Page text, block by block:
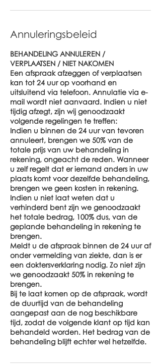
Annuleringsbeleid
BEHANDELING ANNULEREN /
VERPLAATSEN / NIET NAKOMEN
Een afspraak afzeggen of verplaatsen
kan tot 24 uur op voorhand en
uitsluitend via telefoon. Annulatie via e-
mail wordt niet aanvaard. Indien u niet
tijdig afzegt, zijn wij genoodzaakt
volgende regelingen te treffen:
Indien u binnen de 24 uur van tevoren
annuleert, brengen we 50% van de
totale prijs van uw behandeling in
rekening, ongeacht de reden. Wanneer
u zelf regelt dat er iemand anders in uw
plaats komt voor dezelfde behandeling,
brengen we geen kosten in rekening.
Indien u niet laat weten dat u
verhinderd bent zijn we genoodzaakt
het totale bedrag, 100% dus, van de
geplande behandeling in rekening te
brengen.
Meldt u de afspraak binnen de 24 uur af
onder vermelding van ziekte, dan is er
een doktersverklaring nodig. Zo niet zijn
we genoodzaakt 50% in rekening te
brengen.
Bij te laat komen op de afspraak, wordt
de duurtijd van de behandeling
aangepast aan de nog beschikbare
tijd, zodat de volgende klant op tijd kan
behandeld worden. Het bedrag van de
behandeling blijft echter wel hetzelfde.